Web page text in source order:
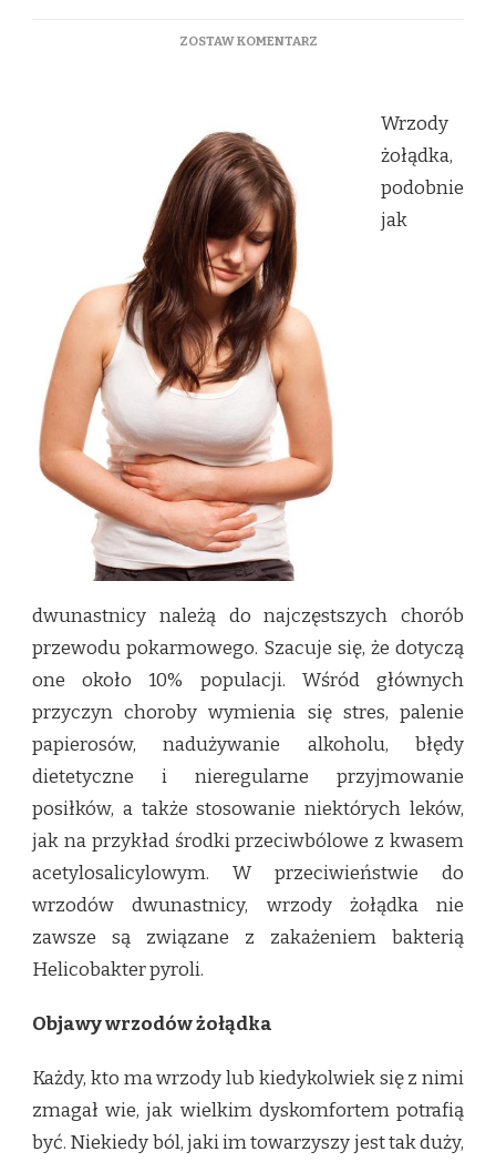
ZOSTAW KOMENTARZDO
PRZYCZYNY,
Wrzody
żołądka,
podobnie
jak
dwunastnicy należą do najczęstszych chorób
przewodu pokarmowego. Szacuje się, że dotyczą
one około 10% populacji. Wśród głównych
przyczyn choroby wymienia się stres, palenie
papierosów, nadużywanie alkoholu, błędy
dietetyczne i nieregularne przyjmowanie
posiłków, a także stosowanie niektórych leków,
jak na przykład środki przeciwbólowe z kwasem
acetylosalicylowym. W przeciwieństwie do
wrzodów dwunastnicy, wrzody żołądka nie
zawsze są związane z zakażeniem bakterią
Helicobakter pyroli.
Objawy wrzodów żołądka
Każdy, kto ma wrzody lub kiedykolwiek się z nimi
zmagał wie, jak wielkim dyskomfortem potrafią
być. Niekiedy ból, jaki im towarzyszy jest tak duży,